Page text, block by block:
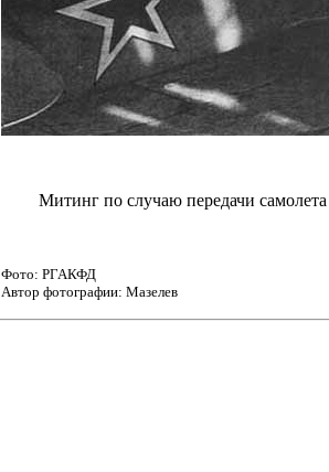
Митинг по случаю передачи
Фото: РГАКФД
Автор фотографии: Мазелев